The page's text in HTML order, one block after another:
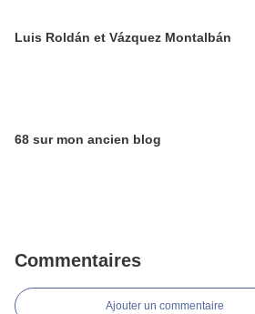
Luis Roldán et Vázquez Montalbán
68 sur mon ancien blog
Commentaires
Ajouter un commentaire